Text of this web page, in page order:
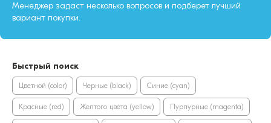
Менеджер задаст несколько вопросов и подберет лучший
вариант покупки.
Быстрый поиск
Цветной (color) Черные (black) Синие (cyan)
Красные (red) Желтого цвета (yellow) Пурпурные (magenta)